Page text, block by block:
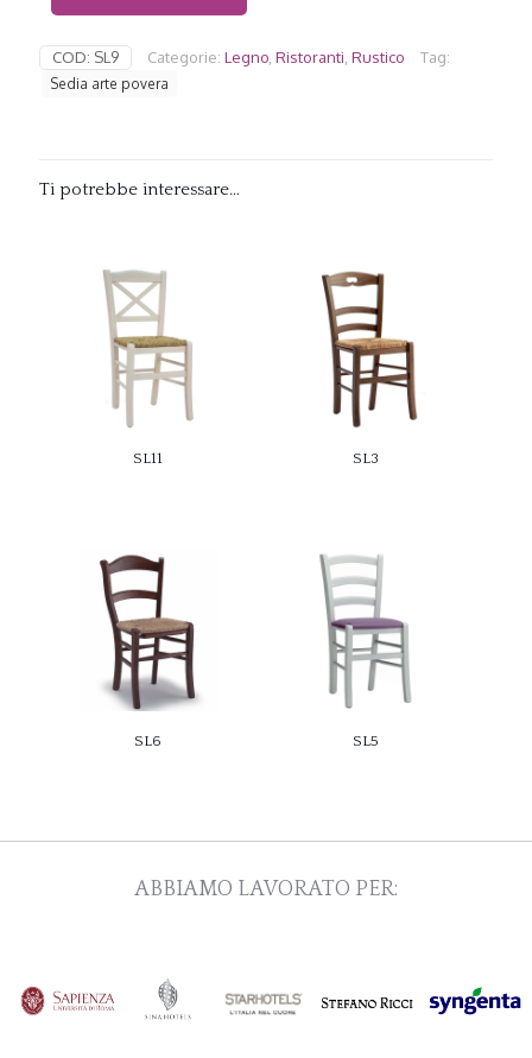
COD: SL9 Categorie: Legno, Ristoranti, Rustico Tag:
Sedia arte povera
Ti potrebbe interessare…
SL11 SL3
SL6 SL5
ABBIAMO LAVORATO PER: